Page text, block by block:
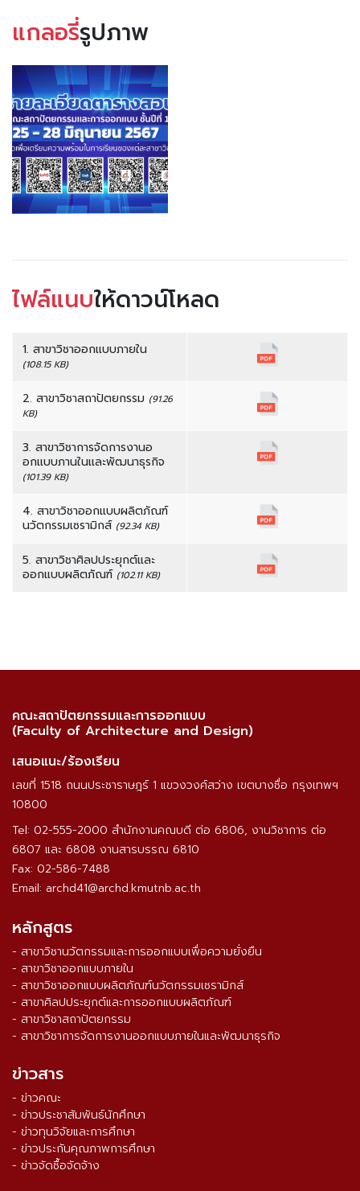
แกลอรี่รูปภาพ
ไฟล์แนบให้ดาวน์โหลด
1. สาขาวิชาออกเเบบภายใน
(108.15 KB)
2. สาขาวิชาสถาปัตยกรรม (91.26
KB)
3. สาขาวิชาการจัดการงานอ
อกเเบบภานในเเละพัฒนาธุรกิจ
(101.39 KB)
4. สาขาวิชาออกแบบผลิตภัณฑ์
นวัตกรรมเซรามิกส์ (92.34 KB)
5. สาขาวิชาศิลปประยุกต์และ
ออกแบบผลิตภัณฑ์ (102.11 KB)
คณะสถาปัตยกรรมและการออกแบบ
(Faculty of Architecture and Design)
เสนอแนะ/ร้องเรียน
เลขที่ 1518 ถนนประชาราษฎร์ 1 แขวงวงศ์สว่าง เขตบางซื่อ กรุงเทพฯ
10800
Tel: 02-555-2000 สำนักงานคณบดี ต่อ 6806, งานวิชาการ ต่อ
6807 และ 6808 งานสารบรรณ 6810
Fax: 02-586-7488
Email: archd41@archd.kmutnb.ac.th
หลักสูตร
- สาขาวิชานวัตกรรมและการออกแบบเพื่อความยั่งยืน
- สาขาวิชาออกแบบภายใน
- สาขาวิชาออกแบบผลิตภัณฑ์นวัตกรรมเซรามิกส์
- สาขาศิลปประยุกต์และการออกแบบผลิตภัณฑ์
- สาขาวิชาสถาปัตยกรรม
- สาขาวิชาการจัดการงานออกแบบภายในและพัฒนาธุรกิจ
ข่าวสาร
- ข่าวคณะ
- ข่าวประชาสัมพันธ์นักศึกษา
- ข่าวทุนวิจัยและการศึกษา
- ข่าวประกันคุณภาพการศึกษา
- ข่าวจัดซื้อจัดจ้าง